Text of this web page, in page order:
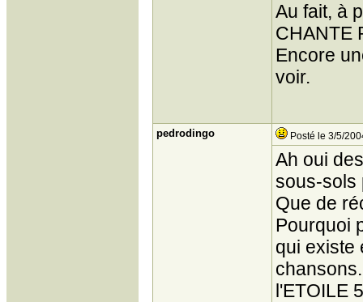
Au fait, à
CHANTE
Encore
voir.
pedrodingo Posté le 3/5/
Ah oui
sous-sols
Que de
Pourquoi
qui existe
l'ETOILE